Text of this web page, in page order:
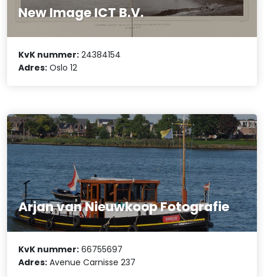
New Image ICT B.V.
KvK nummer: 24384154
Adres: Oslo 12
Arjan van Nieuwkoop Fotografie
KvK nummer: 66755697
Adres: Avenue Carnisse 237